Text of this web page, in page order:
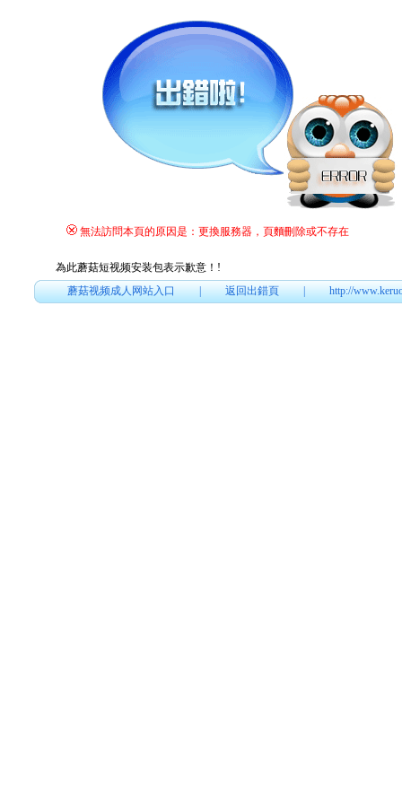
無法訪問本頁的原因是：更換服務器，頁麵刪除或不存在
為此蘑菇短视频安装包表示歉意！ !
蘑菇视频成人网站入口|返回出錯頁|http://